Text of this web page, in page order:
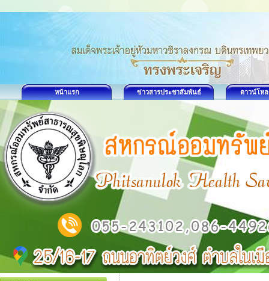
หน้าแรก ข่าวสารประชาสัมพันธ์ ดาวน์โห